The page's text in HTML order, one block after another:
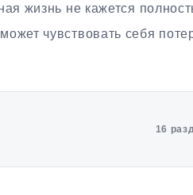
жизнь не кажется
чувствовать себя
16